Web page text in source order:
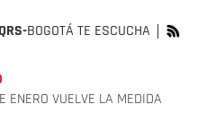
BOGOTÁ TE ESCUCHA
ENERO VUELVE LA MEDIDA